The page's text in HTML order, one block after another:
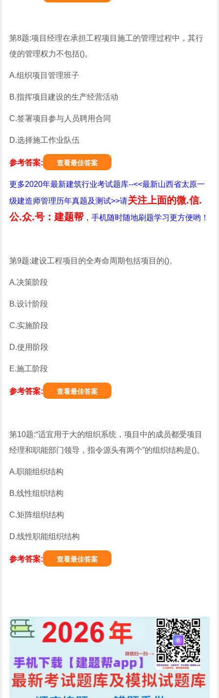
第8题:项目经理在承担工程项目施工的管理过程中，其行
使的管理权力不包括()。
A.组织项目管理班子
B.指挥项目建设的生产经营活动
C.签署项目参与人员聘用合同
D.选择施工作业队伍
参考答案: 查看最佳答案
更多2020年最新建筑行业考试题库--<<最新山西省太原一
级建造师管理历年真题及测试>>请关注上面的微.信.
公.众.号：建题帮 ，手机随时随地刷题学习更方便哟！
第9题:建设工程项目的全寿命周期包括项目的()。
A.决策阶段
B.设计阶段
C.实施阶段
D.使用阶段
E.施工阶段
参考答案: 查看最佳答案
第10题:“适宜用于大的组织系统，项目中的成员都受项目
经理和职能部门领导，指令源头有两个”的组织结构是()。
A.职能组织结构
B.线性组织结构
C.矩阵组织结构
D.线性职能组织结构
参考答案: 查看最佳答案